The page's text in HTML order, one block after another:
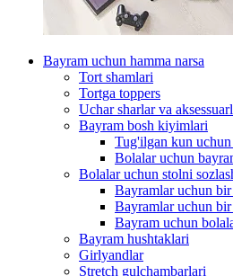
Bayram uchun hamma narsa
Tort shamlari
Tortga toppers
Uchar sharlar va
Bayram bosh kiyimlari
Tug'ilgan kun
Bolalar uchun
Bolalar uchun stolni
Bayramlar uchun
Bayramlar uchun
Bayram uchun
Bayram hushtaklari
Girlyandlar
Stretch gulchambarlari